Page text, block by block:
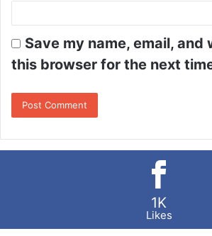
Save my name, email, and
this browser for the next
1K
Likes